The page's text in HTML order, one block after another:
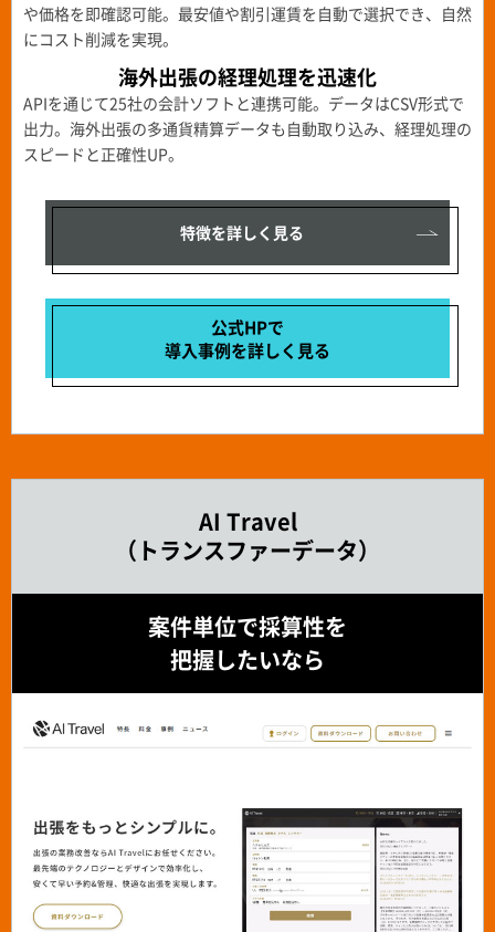
や価格を即確認可能。最安値や割引運賃を自動で選択でき、自然
にコスト削減を実現。
海外出張の経理処理を迅速化
APIを通じて25社の会計ソフトと連携可能。データはCSV形式で
出力。海外出張の多通貨精算データも自動取り込み、経理処理の
スピードと正確性UP。
特徴を詳しく見る
公式HPで
導入事例を詳しく見る
AI Travel
（トランスファーデータ）
案件単位で採算性を
把握したいなら